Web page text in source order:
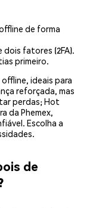
de forma
dois fatores (2FA).
primeiro.
ideais para
reforçada, mas
perdas; Hot
da Phemex,
Escolha a
de